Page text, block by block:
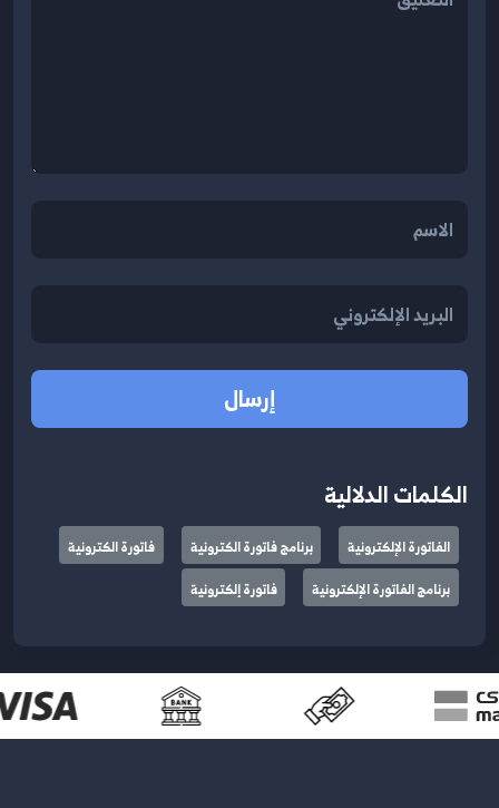
إرسال
الكلمات الدلالية
الفاتورة الإلكترونية برنامج فاتورة الكترونية
فاتورة الكترونية
برنامج الفاتورة الإلكترونية
فاتورة إلكترونية